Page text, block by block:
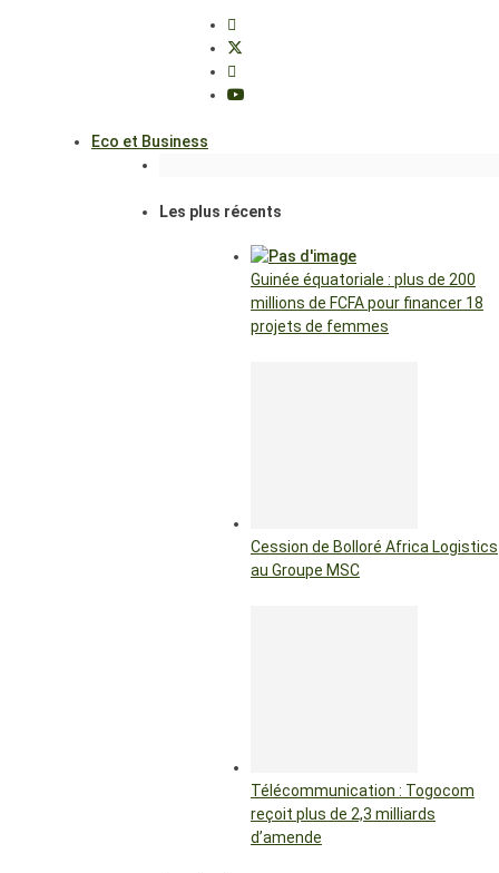
Eco et Business
Les plus récents
Guinée équatoriale : plus de 200
millions de FCFA pour financer 18
projets de femmes
Cession de Bolloré Africa Logistics
au Groupe MSC
Télécommunication : Togocom
reçoit plus de 2,3 milliards
d’amende